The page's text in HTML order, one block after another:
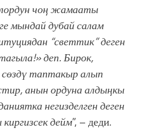
чоң жамааты
мындай дубай салам
“светтик” деген
деп. Бирок,
сөздү таптакыр алып
анын ордуна алдыңкы
негизделген деген
дейм”, – деди.